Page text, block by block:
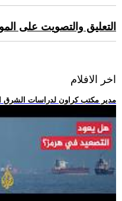
التعليق والتصويت على
اخر الافلام
.. مدير مكتب كراون لدراسات